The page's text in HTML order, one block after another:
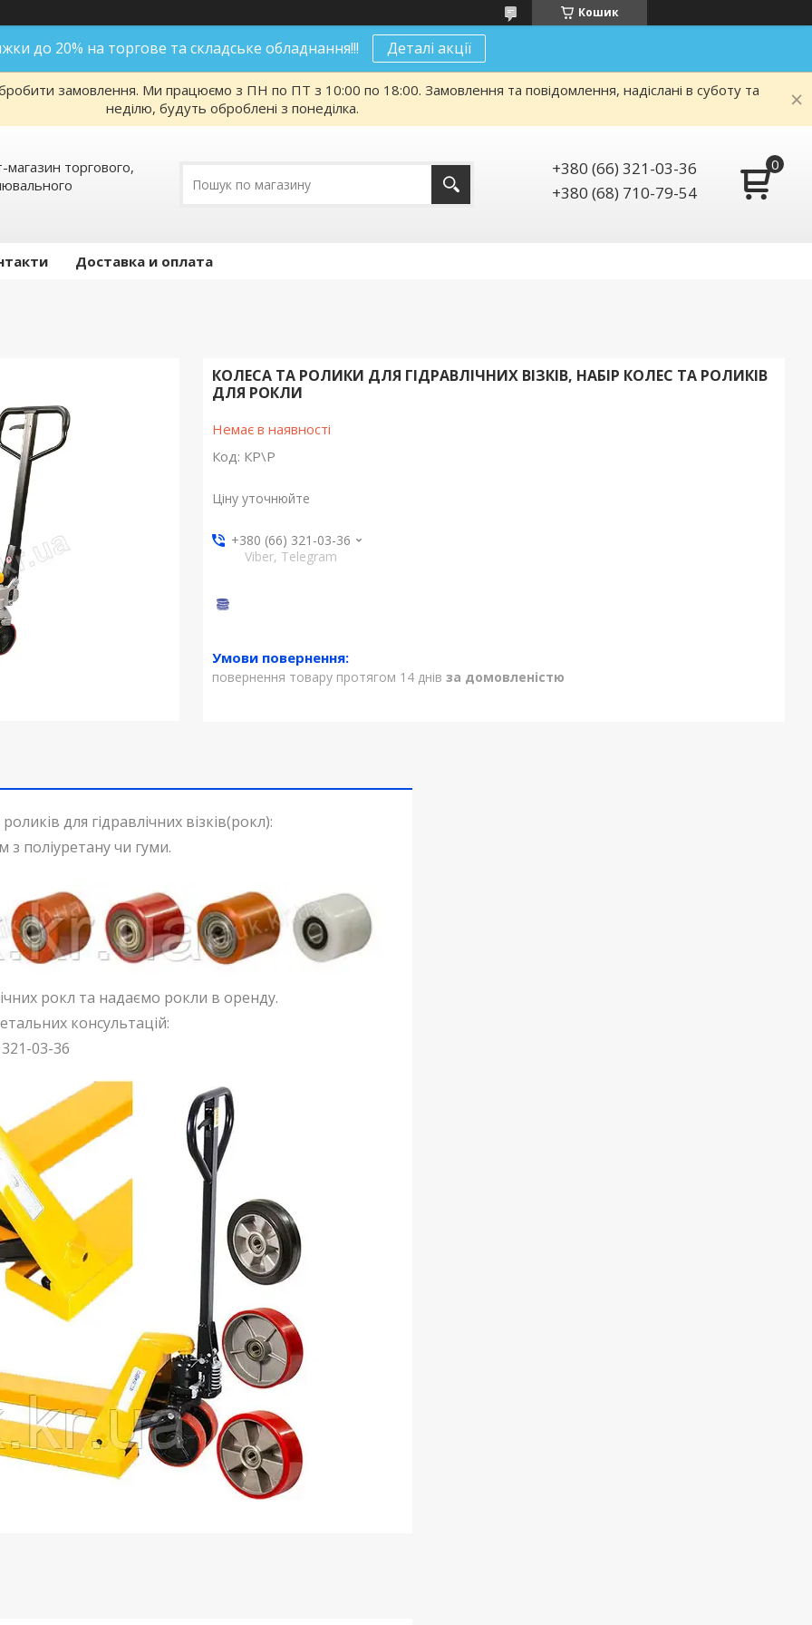
Кошик
до 20% на торгове та складське обладнання!!! Деталі акції
замовлення. Ми працюємо з ПН по ПТ з 10:00 по 18:00. Замовлення та повідомлення, надіслані в суботу та
неділю, будуть оброблені з понеділка.
торгового,
+380 (66) 321-03-36
+380 (68) 710-79-54
Доставка и оплата
КОЛЕСА ТА РОЛИКИ ДЛЯ ГІДРАВЛІЧНИХ ВІЗКІВ, НАБІР КОЛЕС ТА РОЛИКІВ
ДЛЯ РОКЛИ
Немає в наявності
Код: КР\Р
Ціну уточнюйте
+380 (66) 321-03-36
Viber, Telegram
повернення товару протягом 14 днів за домовленістю
для гідравлічних візків(рокл):
поліуретану чи гуми.
рокл та надаємо рокли в оренду.
консультацій:
03-36